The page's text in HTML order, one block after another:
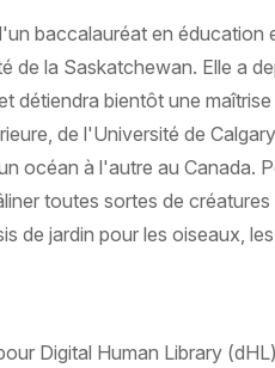
baccalauréat en éducation
de la Saskatchewan. Elle a
détiendra bientôt une
de l'Université de
océan à l'autre au Canada.
toutes sortes de
de jardin pour les oiseaux, les
Digital Human Library